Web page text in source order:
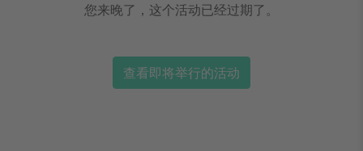
您来晚了，这个活动已经过期了。
查看即将举行的活动